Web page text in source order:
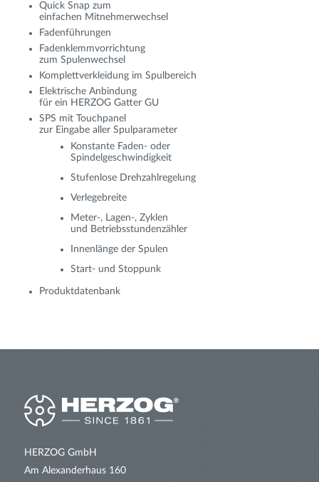
Quick Snap zum
einfachen Mitnehmerwechsel
Fadenführungen
Fadenklemmvorrichtung
zum Spulenwechsel
Komplettverkleidung im Spulbereich
Elektrische Anbindung
für ein HERZOG Gatter GU
SPS mit Touchpanel
zur Eingabe aller Spulparameter
Konstante Faden- oder
Spindelgeschwindigkeit
Stufenlose Drehzahlregelung
Verlegebreite
Meter-, Lagen-, Zyklen
und Betriebsstundenzähler
Innenlänge der Spulen
Start- und Stoppunk
Produktdatenbank
HERZOG GmbH
Am Alexanderhaus 160